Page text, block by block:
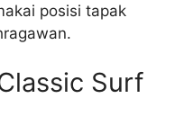
posisi tapak
Surf